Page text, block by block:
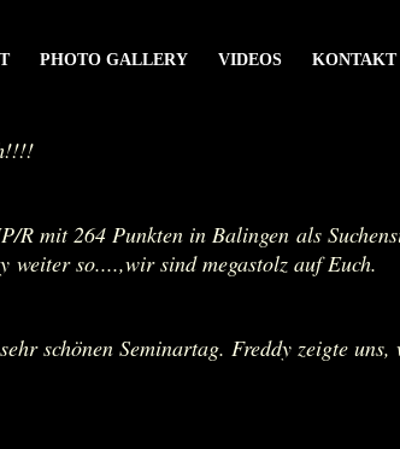
PHOTO GALLERY VIDEOS KONTAKT
mit 264 Punkten in Balingen als
weiter so....,wir sind megastolz auf Euch.
schönen Seminartag. Freddy zeigte